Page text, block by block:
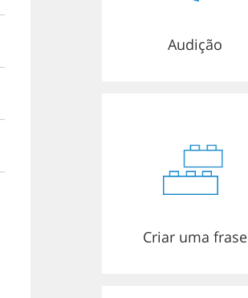
Audição
Criar uma frase